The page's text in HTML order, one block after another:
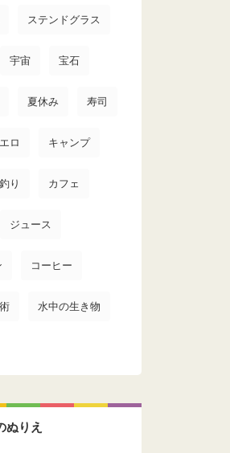
ステンドグラス
宇宙 宝石
夏休み 寿司
ロ キャンプ
釣り カフェ
ジュース
コーヒー
水中の生き物
ぬりえ